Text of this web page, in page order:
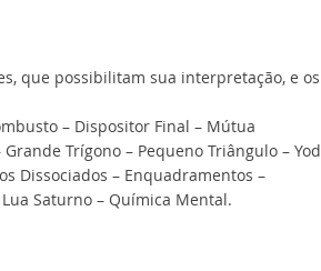
que possibilitam sua interpretação, e os
– Dispositor Final – Mútua
Trígono – Pequeno Triângulo – Yod
Dissociados – Enquadramentos –
Saturno – Química Mental.